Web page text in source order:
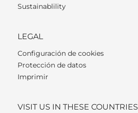
Sustainablility
LEGAL
Configuración de cookies
Protección de datos
Imprimir
VISIT US IN THESE COUNTRIES